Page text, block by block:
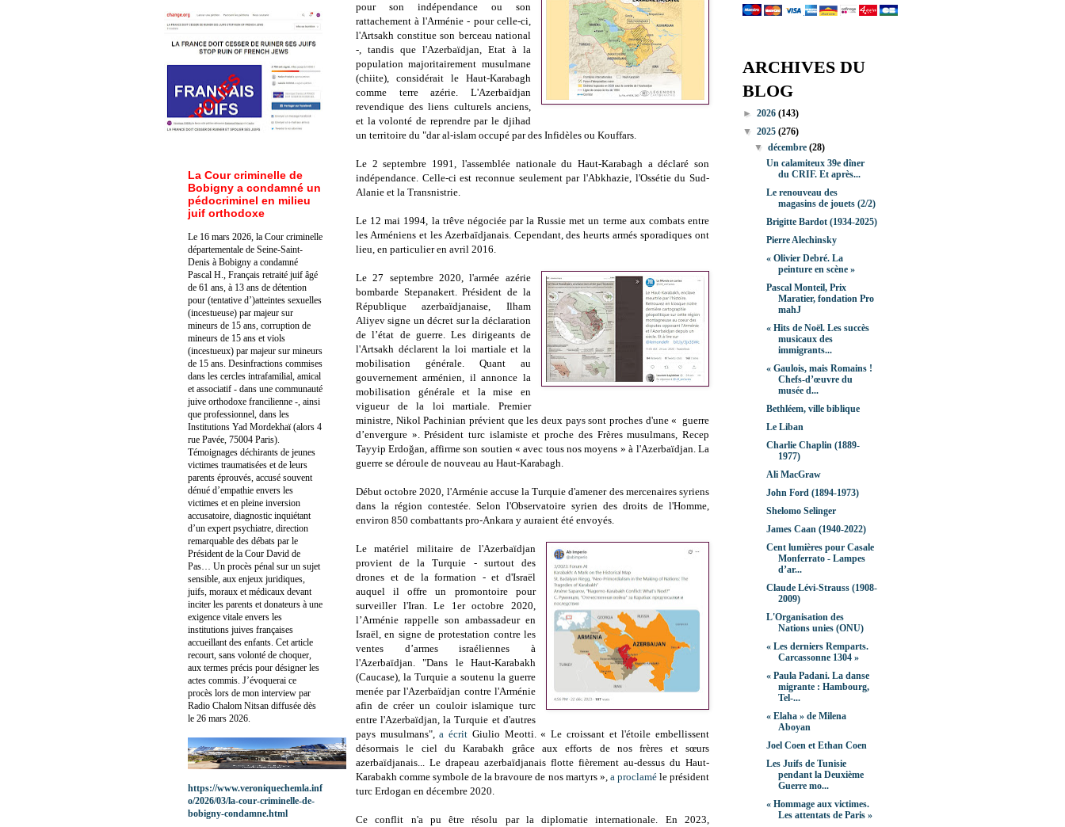
pour son indépendance ou son
rattachement à l'Arménie - pour celle-ci,
l'Artsakh constitue son berceau national
-, tandis que l'Azerbaïdjan, Etat à la
population majoritairement musulmane
(chiite), considérait le Haut-Karabagh
comme terre azérie. L'Azerbaïdjan
revendique des liens culturels anciens,
et la volonté de reprendre par le djihad
un territoire du "dar al-islam occupé par des Infidèles ou Kouffars.
Le 2 septembre 1991, l'assemblée nationale du Haut-Karabagh a déclaré son
indépendance. Celle-ci est reconnue seulement par l'Abkhazie, l'Ossétie du Sud-
Alanie et la Transnistrie.
Le 12 mai 1994, la trêve négociée par la Russie met un terme aux combats entre
les Arméniens et les Azerbaïdjanais. Cependant, des heurts armés sporadiques ont
lieu, en particulier en avril 2016.
Le 27 septembre 2020, l'armée azérie
bombarde Stepanakert. Président de la
République azerbaïdjanaise, Ilham
Aliyev signe un décret sur la déclaration
de l’état de guerre. Les dirigeants de
l'Artsakh déclarent la loi martiale et la
mobilisation générale. Quant au
gouvernement arménien, il annonce la
mobilisation générale et la mise en
vigueur de la loi martiale. Premier
ministre, Nikol Pachinian prévient que les deux pays sont proches d'une « guerre
d’envergure ». Président turc islamiste et proche des Frères musulmans, Recep
Tayyip Erdoğan, affirme son soutien « avec tous nos moyens » à l'Azerbaïdjan. La
guerre se déroule de nouveau au Haut-Karabagh.
Début octobre 2020, l'Arménie accuse la Turquie d'amener des mercenaires syriens
dans la région contestée. Selon l'Observatoire syrien des droits de l'Homme,
environ 850 combattants pro-Ankara y auraient été envoyés.
Le matériel militaire de l'Azerbaïdjan
provient de la Turquie - surtout des
drones et de la formation - et d'Israël
auquel il offre un promontoire pour
surveiller l'Iran. Le 1er octobre 2020,
l’Arménie rappelle son ambassadeur en
Israël, en signe de protestation contre les
ventes d’armes israéliennes à
l'Azerbaïdjan. "Dans le Haut-Karabakh
(Caucase), la Turquie a soutenu la guerre
menée par l'Azerbaïdjan contre l'Arménie
afin de créer un couloir islamique turc
entre l'Azerbaïdjan, la Turquie et d'autres
pays musulmans",a écrit Giulio Meotti.« Le croissant et l'étoile embellissent
désormais le ciel du Karabakh grâce aux efforts de nos frères et sœurs
azerbaïdjanais... Le drapeau azerbaïdjanais flotte fièrement au-dessus du Haut-
Karabakh comme symbole de la bravoure de nos martyrs », a proclaméle président
turc Erdogan en décembre 2020.
Ce conflit n'a pu être résolu par la diplomatie internationale. En 2023,
La Cour criminelle de
Bobigny a condamné un
pédocriminel en milieu
juif orthodoxe
Le 16 mars 2026, la Cour criminelle
départementale de Seine-Saint-
Denis à Bobigny a condamné
Pascal H., Français retraité juif âgé
de 61 ans, à 13 ans de détention
pour (tentative d’)atteintes sexuelles
(incestueuse) par majeur sur
mineurs de 15 ans, corruption de
mineurs de 15 ans et viols
(incestueux) par majeur sur mineurs
de 15 ans. Desinfractions commises
dans les cercles intrafamilial, amical
et associatif - dans une communauté
juive orthodoxe francilienne -, ainsi
que professionnel, dans les
Institutions Yad Mordekhaï (alors 4
rue Pavée, 75004 Paris).
Témoignages déchirants de jeunes
victimes traumatisées et de leurs
parents éprouvés, accusé souvent
dénué d’empathie envers les
victimes et en pleine inversion
accusatoire, diagnostic inquiétant
d’un expert psychiatre, direction
remarquable des débats par le
Président de la Cour David de
Pas… Un procès pénal sur un sujet
sensible, aux enjeux juridiques,
juifs, moraux et médicaux devant
inciter les parents et donateurs à une
exigence vitale envers les
institutions juives françaises
accueillant des enfants. Cet article
recourt, sans volonté de choquer,
aux termes précis pour désigner les
actes commis. J’évoquerai ce
procès lors de mon interview par
Radio Chalom Nitsan diffusée dès
le 26 mars 2026.
https://www.veroniquechemla.inf
o/2026/03/la-cour-criminelle-de-
bobigny-condamne.html
ARCHIVES DU
BLOG
► 2026 (143)
▼ 2025 (276)
▼décembre(28)
Un calamiteux 39e dîner
du CRIF. Et après...
Le renouveau des
magasins de jouets (2/2)
Brigitte Bardot (1934-2025)
Pierre Alechinsky
« Olivier Debré. La
peinture en scène »
Pascal Monteil, Prix
Maratier, fondation Pro
mahJ
« Hits de Noël. Les succès
musicaux des
immigrants...
« Gaulois, mais Romains !
Chefs-d’œuvre du
musée d...
Bethléem, ville biblique
Le Liban
Charlie Chaplin (1889-
1977)
Ali MacGraw
John Ford (1894-1973)
Shelomo Selinger
James Caan (1940-2022)
Cent lumières pour Casale
Monferrato - Lampes
d’ar...
Claude Lévi-Strauss (1908-
2009)
L'Organisation des
Nations unies (ONU)
« Les derniers Remparts.
Carcassonne 1304 »
« Paula Padani. La danse
migrante : Hambourg,
Tel-...
« Elaha » de Milena
Aboyan
Joel Coen et Ethan Coen
Les Juifs de Tunisie
pendant la Deuxième
Guerre mo...
« Hommage aux victimes.
Les attentats de Paris »